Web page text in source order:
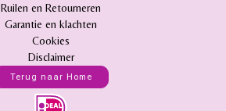
Ruilen en Retourneren
Garantie en klachten
Cookies
Disclaimer
Terug naar Home